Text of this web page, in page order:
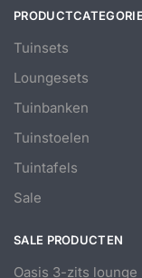
Tuinsets
Loungesets
Tuinbanken
Tuinstoelen
Tuintafels
Sale
SALE PRODUCTEN
Oasis 3-zits